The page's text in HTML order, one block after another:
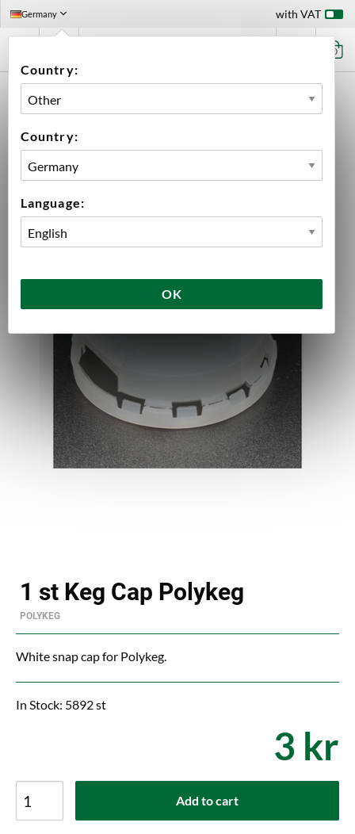
Germany
Country:
Country:
Language:
OK
with VAT
0
1 ST KEG CAP POLYKEG
1 st Keg Cap Polykeg
POLYKEG
White snap cap for Polykeg.
In Stock: 5892 st
3 kr
Add to cart